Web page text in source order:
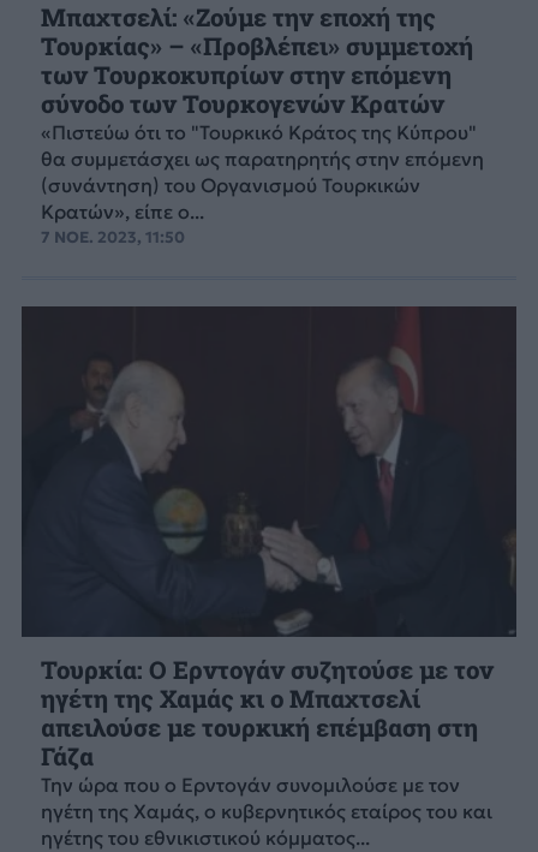
Μπαχτσελί: «Ζούμε την εποχή της
Τουρκίας» – «Προβλέπει» συμμετοχή
των Τουρκοκυπρίων στην επόμενη
σύνοδο των Τουρκογενών Κρατών
«Πιστεύω ότι το "Τουρκικό Κράτος της Κύπρου"
θα συμμετάσχει ως παρατηρητής στην επόμενη
(συνάντηση) του Οργανισμού Τουρκικών
Κρατών», είπε ο...
7 ΝΟΕ. 2023, 11:50
Τουρκία: Ο Ερντογάν συζητούσε με τον
ηγέτη της Χαμάς κι ο Μπαχτσελί
απειλούσε με τουρκική επέμβαση στη
Γάζα
Την ώρα που ο Ερντογάν συνομιλούσε με τον
ηγέτη της Χαμάς, ο κυβερνητικός εταίρος του και
ηγέτης του εθνικιστικού κόμματος...